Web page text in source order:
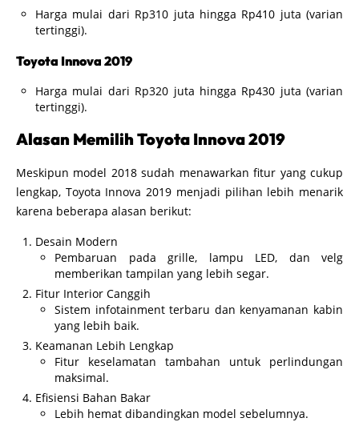
Harga mulai dari Rp310 juta hingga Rp410 juta (varian
tertinggi).
Toyota Innova 2019
Harga mulai dari Rp320 juta hingga Rp430 juta (varian
tertinggi).
Alasan Memilih Toyota Innova 2019
Meskipun model 2018 sudah menawarkan fitur yang cukup
lengkap, Toyota Innova 2019 menjadi pilihan lebih menarik
karena beberapa alasan berikut:
Desain Modern
Pembaruan pada grille, lampu LED, dan velg
memberikan tampilan yang lebih segar.
Fitur Interior Canggih
Sistem infotainment terbaru dan kenyamanan kabin
yang lebih baik.
Keamanan Lebih Lengkap
Fitur keselamatan tambahan untuk perlindungan
maksimal.
Efisiensi Bahan Bakar
Lebih hemat dibandingkan model sebelumnya.